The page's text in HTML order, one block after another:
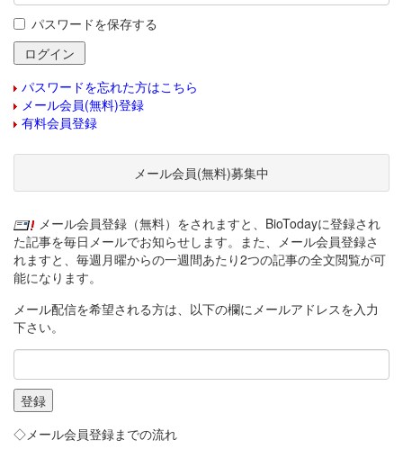
パスワードを保存する
パスワードを忘れた方はこちら
メール会員(無料)登録
有料会員登録
メール会員(無料)募集中
メール会員登録（無料）をされますと、BioTodayに登録され
た記事を毎日メールでお知らせします。また、メール会員登録さ
れますと、毎週月曜からの一週間あたり2つの記事の全文閲覧が可
能になります。
メール配信を希望される方は、以下の欄にメールアドレスを入力
下さい。
◇メール会員登録までの流れ